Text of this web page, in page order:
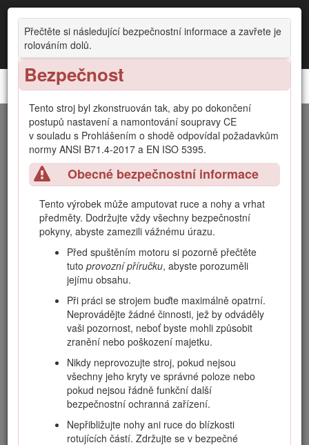
Přečtěte si následující bezpečnostní informace a zavřete je
rolováním dolů.
Bezpečnost
Tento stroj byl zkonstruován tak, aby po dokončení
postupů nastavení a namontování soupravy CE
v souladu s Prohlášením o shodě odpovídal požadavkům
normy ANSI B71.4-2017 a EN ISO 5395.
Obecné bezpečnostní informace
Tento výrobek může amputovat ruce a nohy a vrhat
předměty. Dodržujte vždy všechny bezpečnostní
pokyny, abyste zamezili vážnému úrazu.
Před spuštěním motoru si pozorně přečtěte
tuto provozní příručku, abyste porozuměli
jejímu obsahu.
Při práci se strojem buďte maximálně opatrní.
Neprovádějte žádné činnosti, jež by odváděly
vaši pozornost, neboť byste mohli způsobit
zranění nebo poškození majetku.
Nikdy neprovozujte stroj, pokud nejsou
všechny jeho kryty ve správné poloze nebo
pokud nejsou řádně funkční další
bezpečnostní ochranná zařízení.
Nepřibližujte nohy ani ruce do blízkosti
rotujících částí. Zdržujte se v bezpečné
Hnací jednotka Groundsmaster® řady 7210
Úvod
Tento stroj je sekačka na trávu vybavená rotačními žacími
noži a sedačkou řidiče; měla by být používána najímanými
profesionálními pracovníky pro komerční účely. Je určena
zejména k sekání trávy na dobře udržovaných travnatých
plochách v parcích, na sportovních hřištích a na komerčních
pozemcích. Není určena k sekání křovin, trávy a jiných
tohoto výrobku pro jiné účely, než ke kterým je určen, může
být nebezpečné uživateli a přihlížejícím osobám.
správně výrobek používat a jak jej udržovat, jak zabránit
poškození výrobku a úrazu při práci s ním. Za řádnou
a bezpečnou obsluhu výrobku nesete odpovědnost vy.
o bezpečnosti výrobku, podklady pro zaškolení obsluhy
a informace o příslušenství. Můžete zde také vyhledat
prodejce výrobků Toro nebo zaregistrovat svůj výrobek.
doplňující informace, obraťte se na autorizovaného